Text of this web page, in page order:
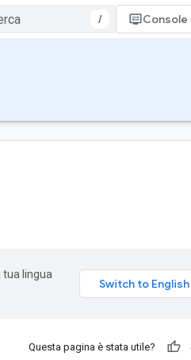
/ Console
tua lingua
Questa pagina è stata utile?